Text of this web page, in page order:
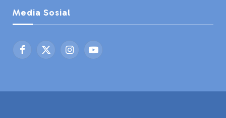
Media Sosial
Facebook
X
InstagramYouTube